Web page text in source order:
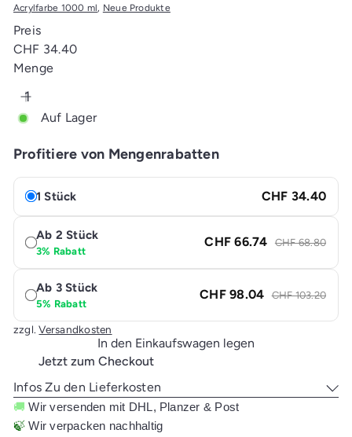
Acrylfarbe 1000 ml, Neue Produkte
Preis
Normaler
Preis
CHF 34.40
Menge
Auf Lager
Profitiere von Mengenrabatten
1 Stück CHF 34.40
Ab 2 Stück
3% Rabatt
CHF 66.74 CHF 68.80
Ab 3 Stück
5% Rabatt
CHF 98.04 CHF 103.20
zzgl.Versandkosten
In den Einkaufswagen legen
Jetzt zum Checkout
Infos Zu den Lieferkosten
🚚 Wir versenden mit DHL, Planzer & Post
🍃 Wir verpacken nachhaltig